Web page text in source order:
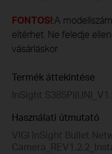
FONTOS!:A
eltérhet. Ne feledje
vásárláskor.
Termék áttekintése
InSight
Használati útmutató
VIGI InSight Bullet